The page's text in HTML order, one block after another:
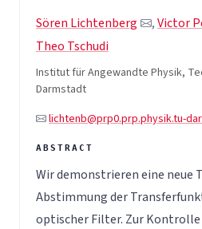
Sören Lichtenberg ,Victor
Theo Tschudi
Institut für Angewandte Physik,
Darmstadt
lichtenb@prp0.prp.physik.tu-
Wir demonstrieren eine neue
Abstimmung der
optischer Filter. Zur